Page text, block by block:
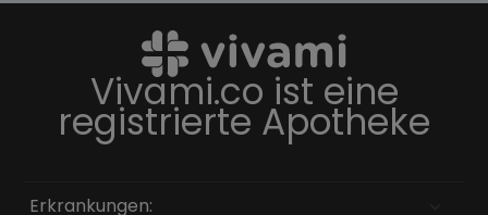
Vivami.co ist eine
registrierte Apotheke
Erkrankungen: